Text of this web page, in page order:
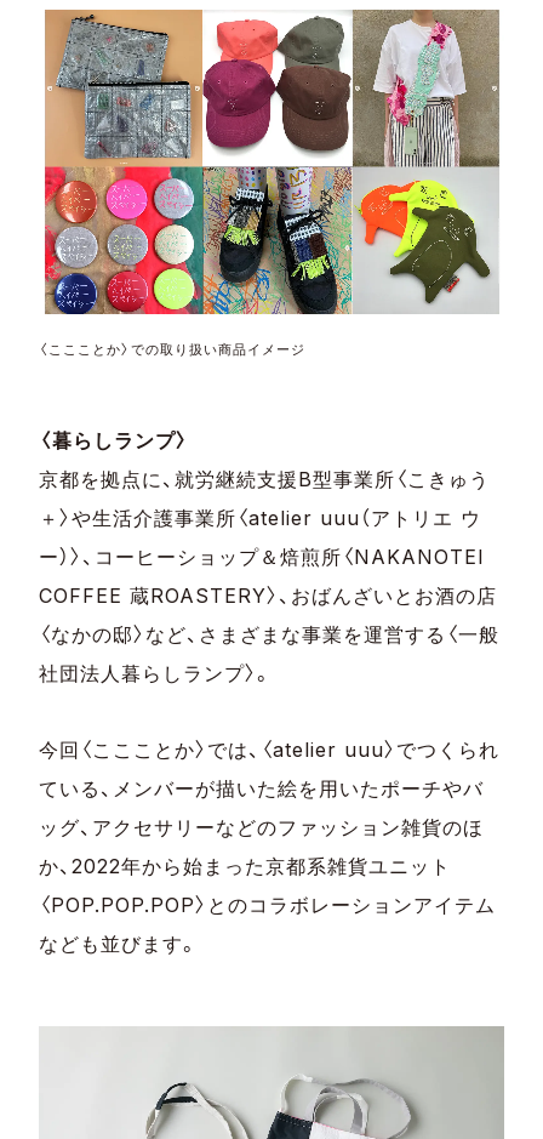
〈ここことか〉での取り扱い商品イメージ
〈暮らしランプ〉
京都を拠点に、就労継続支援B型事業所〈こきゅう
＋〉や生活介護事業所〈atelier uuu（アトリエ ウ
ー）〉、コーヒーショップ＆焙煎所〈NAKANOTEI
COFFEE 蔵ROASTERY〉、おばんざいとお酒の店
〈なかの邸〉など、さまざまな事業を運営する〈一般
社団法人暮らしランプ〉。
今回〈ここことか〉では、〈atelier uuu〉でつくられ
ている、メンバーが描いた絵を用いたポーチやバ
ッグ、アクセサリーなどのファッション雑貨のほ
か、2022年から始まった京都系雑貨ユニット
〈POP.POP.POP〉とのコラボレーションアイテム
なども並びます。